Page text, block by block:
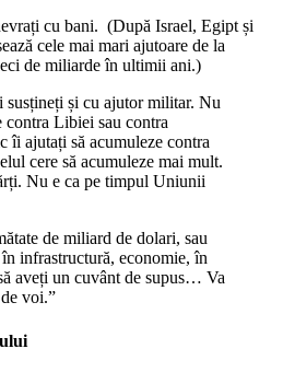
cu bani. (După Israel, Egipt și
cele mai mari ajutoare de la
de miliarde în ultimii ani.)
susțineți și cu ajutor militar. Nu
contra Libiei sau contra
îi ajutați să acumuleze contra
cere să acumuleze mai mult.
Nu e ca pe timpul Uniunii
de miliard de dolari, sau
infrastructură, economie, în
aveți un cuvânt de supus… Va
voi.”